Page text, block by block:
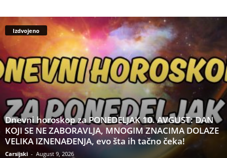
Izdvojeno
Dnevni horoskop za PONEDELJAK 10. AVGUST: DAN
KOJI SE NE ZABORAVLJA, MNOGIM ZNACIMA DOLAZE
VELIKA IZNENAĐENJA, evo šta ih tačno čeka!
Carsijski - August 9, 2026